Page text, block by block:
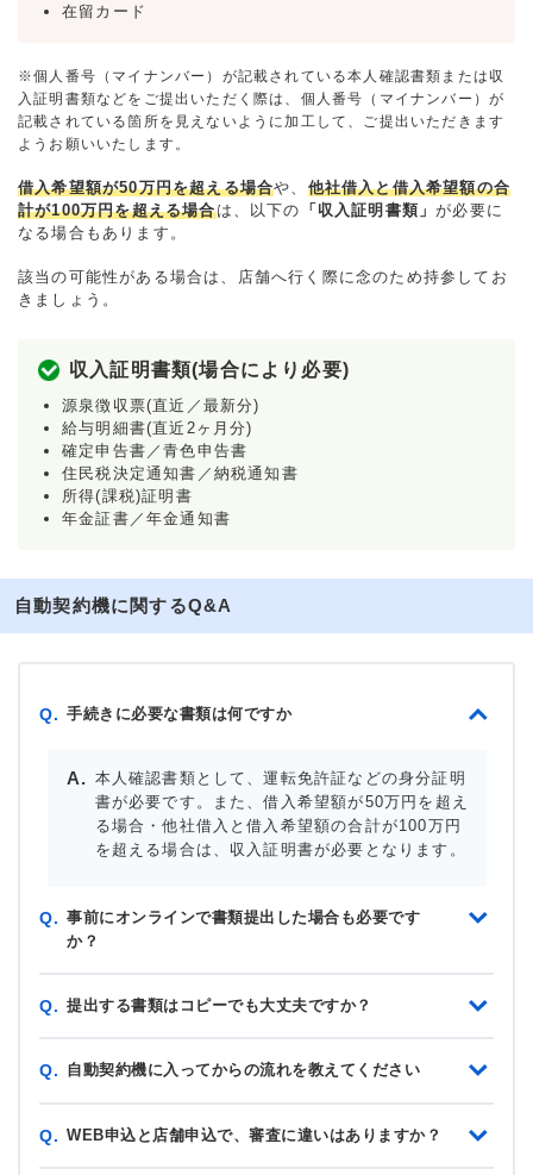
在留カード
※個人番号（マイナンバー）が記載されている本人確認書類または収
入証明書類などをご提出いただく際は、個人番号（マイナンバー）が
記載されている箇所を見えないように加工して、ご提出いただきます
ようお願いいたします。
借入希望額が50万円を超える場合や、 他社借入と借入希望額の合
計が100万円を超える場合は、以下の 「収入証明書類」が必要に
なる場合もあります。
該当の可能性がある場合は、店舗へ行く際に念のため持参してお
きましょう。
収入証明書類(場合により必要)
源泉徴収票(直近／最新分)
給与明細書(直近2ヶ月分)
確定申告書／青色申告書
住民税決定通知書／納税通知書
所得(課税)証明書
年金証書／年金通知書
自動契約機に関するQ&A
Q. 手続きに必要な書類は何ですか
本人確認書類として、運転免許証などの身分証明
書が必要です。また、借入希望額が50万円を超え
る場合・他社借入と借入希望額の合計が100万円
を超える場合は、収入証明書が必要となります。
Q. 事前にオンラインで書類提出した場合も必要です
か？
Q. 提出する書類はコピーでも大丈夫ですか？
Q. 自動契約機に入ってからの流れを教えてください
Q. WEB申込と店舗申込で、審査に違いはありますか？